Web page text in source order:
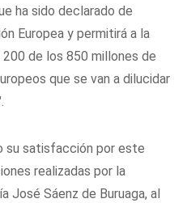
ha sido declarado de
Europea y permitirá a la
de los 850 millones de
que se van a dilucidar
su satisfacción por este
realizadas por la
José Sáenz de Buruaga, al